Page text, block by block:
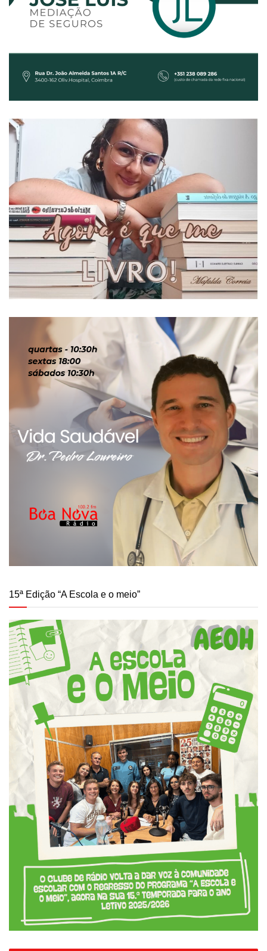
15ª Edição “A Escola e o meio”